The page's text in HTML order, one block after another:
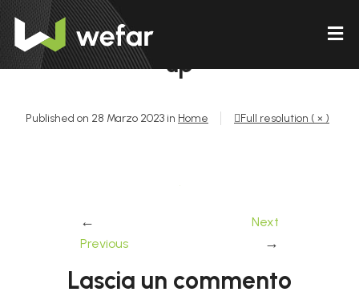
up
Published on 28 Marzo 2023 in Home Full resolution ( × )
←
Previous
Next
→
Lascia un commento